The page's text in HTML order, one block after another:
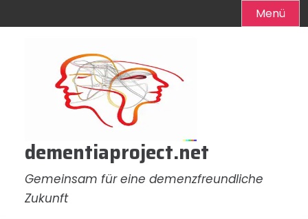
Menü
dementiaproject.net
Gemeinsam für eine demenzfreundliche
Zukunft